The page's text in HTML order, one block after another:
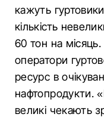
кажуть
кількість
60 тон на
оператори
ресурс в
нафтопродукти.
великі чекають